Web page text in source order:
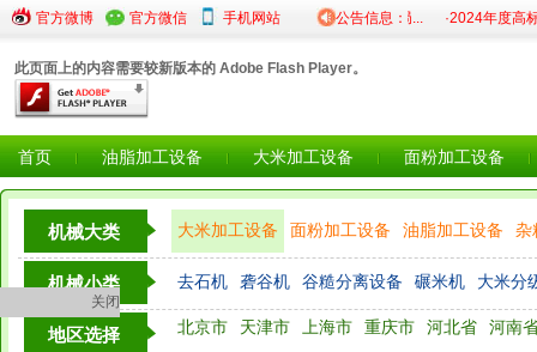
官方微博 官方微信 手机网站 公告信息：
·关于2025年度粮食仓储设... ·陕西省粮食和物资储备局... ·2024年度高标准
此页面上的内容需要较新版本的 Adobe Flash Player。
首页 油脂加工设备 大米加工设备 面粉加工设备
机械大类 大米加工设备 面粉加工设备 油脂加工设备 杂
粮油检测仪器设备
机械小类 去石机 砻谷机 谷糙分离设备 碾米机 大米分
地区选择 北京市 天津市 上海市 重庆市 河北省
河南
关闭